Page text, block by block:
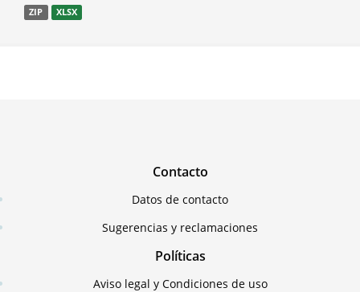
ZIP XLSX
Contacto
Datos de contacto
Sugerencias y reclamaciones
Políticas
Aviso legal y Condiciones de uso